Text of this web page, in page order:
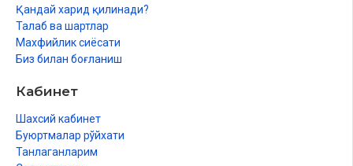
Қандай харид қилинади?
Талаб ва шартлар
Махфийлик сиёсати
Биз билан боғланиш
Кабинет
Шахсий кабинет
Буюртмалар рўйхати
Танлаганларим